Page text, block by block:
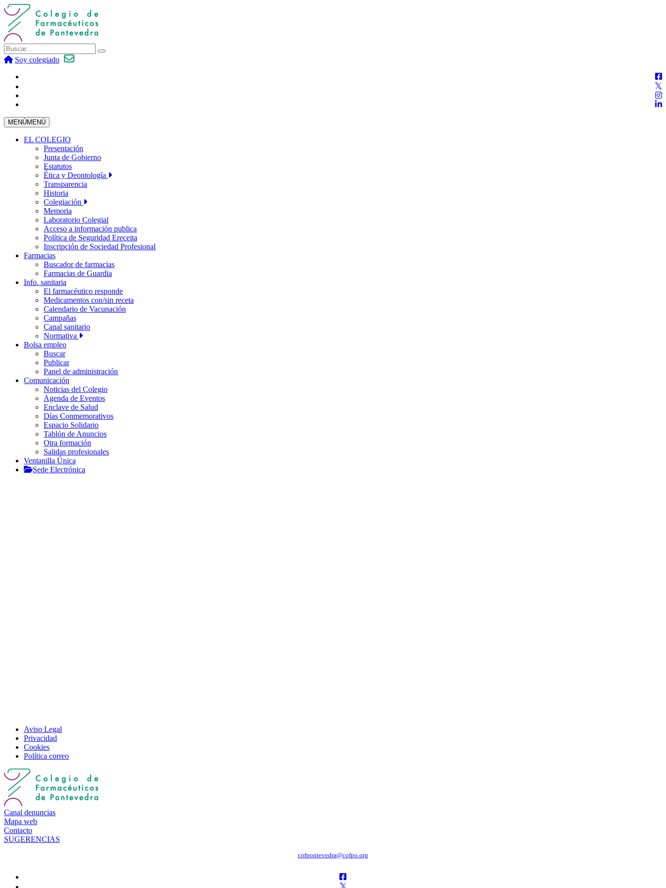
Soy colegiado
MENÚMENÚ
EL COLEGIO
Presentación
Junta de Gobierno
Estatutos
Ética y Deontología
Transparencia
Historia
Colegiación
Memoria
Laboratorio Colegial
Acceso a información publica
Política de Seguridad Ereceita
Inscripción de Sociedad Profesional
Farmacias
Buscador de farmacias
Farmacias de Guardia
Info. sanitaria
El farmacéutico responde
Medicamentos con/sin receta
Calendario de Vacunación
Campañas
Canal sanitario
Normativa
Bolsa empleo
Buscar
Publicar
Panel de administración
Comunicación
Noticias del Colegio
Agenda de Eventos
Enclave de Salud
Días Conmemorativos
Espacio Solidario
Tablón de Anuncios
Otra formación
Salidas profesionales
Ventanilla Única
Sede Electrónica
Aviso Legal
Privacidad
Cookies
Política correo
Canal denuncias
Mapa web
Contacto
SUGERENCIAS
cofpontevedra@cofpo.org